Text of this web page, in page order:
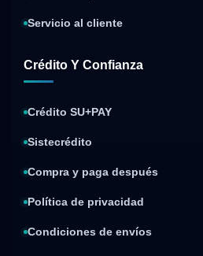
Servicio al cliente
Crédito Y Confianza
Crédito SU+PAY
Sistecrédito
Compra y paga después
Política de privacidad
Condiciones de envíos